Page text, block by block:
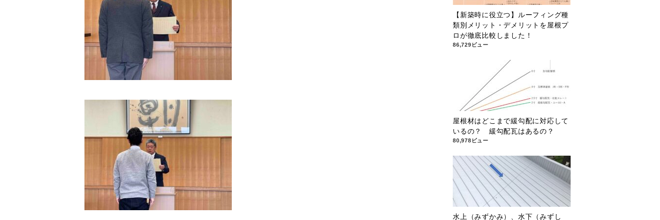
【新築時に役立つ】ルーフィング種
類別メリット・デメリットを屋根プ
ロが徹底比較しました！
86,729ビュー
屋根材はどこまで緩勾配に対応して
いるの？ 緩勾配瓦はあるの？
80,978ビュー
水上（みずかみ）、水下（みずし